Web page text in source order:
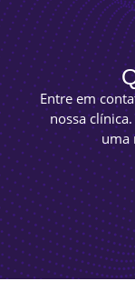
Entre em
nossa
uma